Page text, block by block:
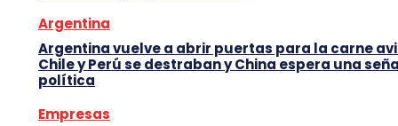
Argentina
Argentina vuelve a abrir puertas para la carne
Chile y Perú se destraban y China espera una
política
Empresas